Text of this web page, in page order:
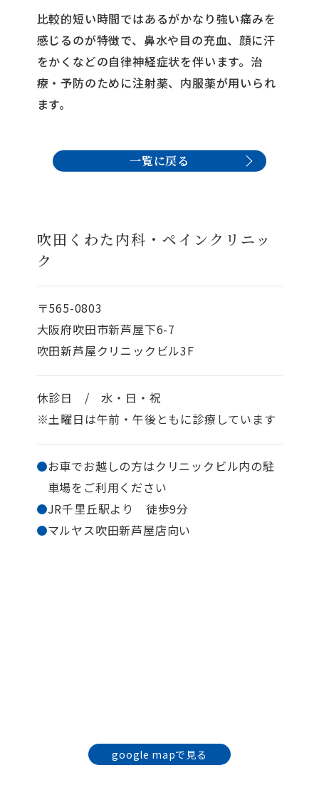
比較的短い時間ではあるがかなり強い痛みを
感じるのが特徴で、鼻水や目の充血、顔に汗
をかくなどの自律神経症状を伴います。治
療・予防のために注射薬、内服薬が用いられ
ます。
一覧に戻る
吹田くわた内科・ペインクリニッ
ク
〒565-0803
大阪府吹田市新芦屋下6-7
吹田新芦屋クリニックビル3F
休診日 / 水・日・祝
※土曜日は午前・午後ともに診療しています
お車でお越しの方はクリニックビル内の駐
車場を ご利用ください
JR千里丘駅より 徒歩9分
マルヤス吹田新芦屋店向い
google mapで見る